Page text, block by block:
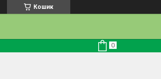
Кошик